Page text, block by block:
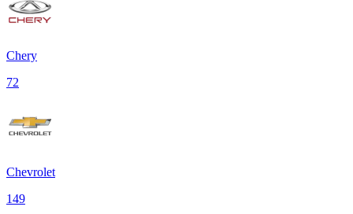
Chery
72
Chevrolet
149